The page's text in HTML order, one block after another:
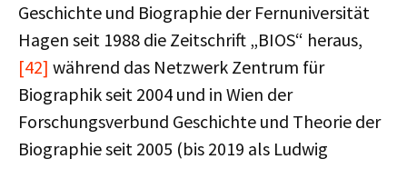
Geschichte und Biographie der Fernuniversität
Hagen seit 1988 die Zeitschrift „BIOS“ heraus,
[42] während das Netzwerk Zentrum für
Biographik seit 2004 und in Wien der
Forschungsverbund Geschichte und Theorie der
Biographie seit 2005 (bis 2019 als Ludwig